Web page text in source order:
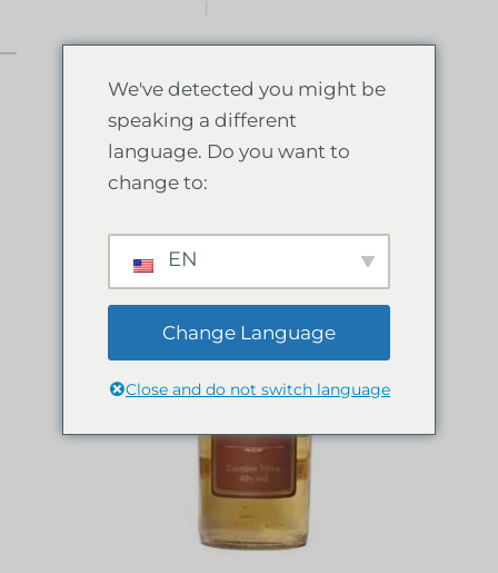
We've detected you might be
speaking a different
language. Do you want to
change to:
EN
Change Language
Close and do not switch language